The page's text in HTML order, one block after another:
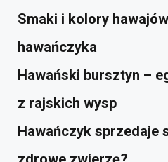
Smaki i kolory
hawańczyka
Hawański bursztyn –
z rajskich wysp
Hawańczyk sprzedaje